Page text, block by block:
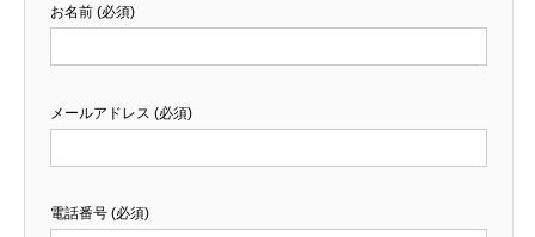
お名前 (必須)
メールアドレス (必須)
電話番号 (必須)